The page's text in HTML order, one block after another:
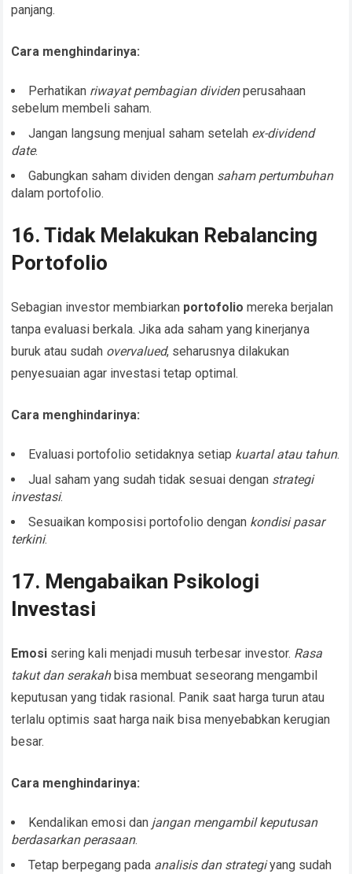
panjang.
Cara menghindarinya:
Perhatikan riwayat pembagian dividenperusahaan
sebelum membeli saham.
Jangan langsung menjual saham setelah ex-dividend
date.
Gabungkan saham dividen dengan saham pertumbuhan
dalam portofolio.
16. Tidak Melakukan Rebalancing
Portofolio
Sebagian investor membiarkan portofolio mereka berjalan
tanpa evaluasi berkala. Jika ada saham yang kinerjanya
buruk atau sudah overvalued, seharusnya dilakukan
penyesuaian agar investasi tetap optimal.
Cara menghindarinya:
Evaluasi portofolio setidaknya setiap kuartal atau tahun.
Jual saham yang sudah tidak sesuai dengan strategi
investasi.
Sesuaikan komposisi portofolio dengan kondisi pasar
terkini.
17. Mengabaikan Psikologi
Investasi
Emosi sering kali menjadi musuh terbesar investor. Rasa
takut dan serakahbisa membuat seseorang mengambil
keputusan yang tidak rasional. Panik saat harga turun atau
terlalu optimis saat harga naik bisa menyebabkan kerugian
besar.
Cara menghindarinya:
Kendalikan emosi dan jangan mengambil keputusan
berdasarkan perasaan.
Tetap berpegang pada analisis dan strategiyang sudah